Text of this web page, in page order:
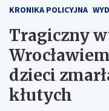
KRONIKA POLICYJNA
Tragiczny
dzieci
kłutych